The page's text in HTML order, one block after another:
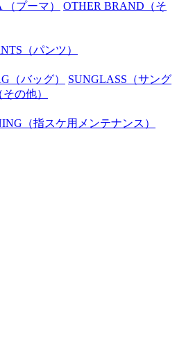
（プーマ） OTHER BRAND （そ
（パンツ）
（バッグ） SUNGLASS （サング
その他）
（指スケ用メンテナンス）